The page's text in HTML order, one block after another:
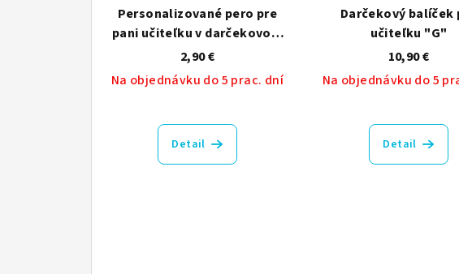
k
t
o
o
d
u
Personalizované pero pre
pani učiteľku v darčekovom
púzdre
2,90 €
Na objednávku do 5 prac. dní
Detail
Darčekový balíček
učiteľku "G"
10,90 €
Na objednávku do 5
Detail